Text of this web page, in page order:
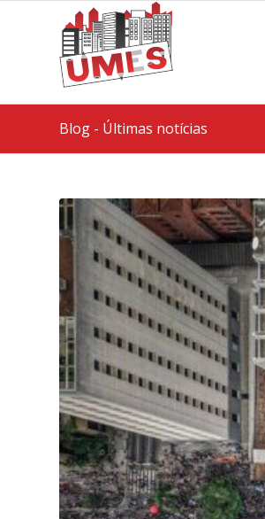
Blog - Últimas notícias